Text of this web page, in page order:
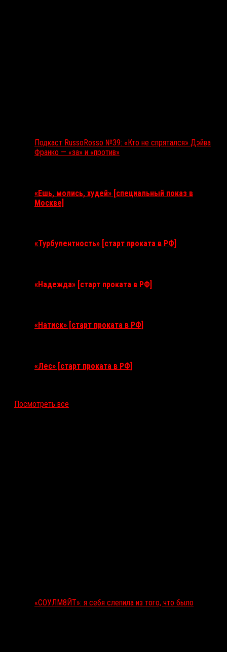
Подкаст RussoRosso №39: «Кто не спрятался» Дэйва
Франко — «за» и «против»
«Ешь, молись, худей» [специальный показ в
Москве]
«Турбулентность» [старт проката в РФ]
«Надежда» [старт проката в РФ]
«Натиск» [старт проката в РФ]
«Лес» [старт проката в РФ]
Посмотреть все
«СОУЛМ8ЙТ»: я себя слепила из того, что было